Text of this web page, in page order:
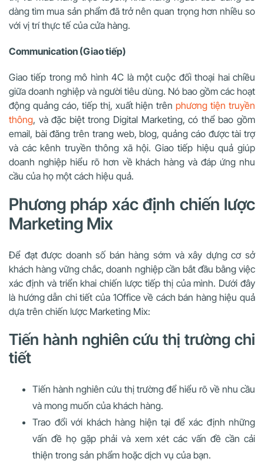
dàng tìm mua sản phẩm đã trở nên quan trọng hơn nhiều so
với vị trí thực tế của cửa hàng.
Communication (Giao tiếp)
Giao tiếp trong mô hình 4C là một cuộc đối thoại hai chiều
giữa doanh nghiệp và người tiêu dùng. Nó bao gồm các hoạt
động quảng cáo, tiếp thị, xuất hiện trênphương tiện truyền
thông, và đặc biệt trong Digital Marketing, có thể bao gồm
email, bài đăng trên trang web, blog, quảng cáo được tài trợ
và các kênh truyền thông xã hội. Giao tiếp hiệu quả giúp
doanh nghiệp hiểu rõ hơn về khách hàng và đáp ứng nhu
cầu của họ một cách hiệu quả.
Phương pháp xác định chiến lược
Marketing Mix
Để đạt được doanh số bán hàng sớm và xây dựng cơ sở
khách hàng vững chắc, doanh nghiệp cần bắt đầu bằng việc
xác định và triển khai chiến lược tiếp thị của mình. Dưới đây
là hướng dẫn chi tiết của 1Office về cách bán hàng hiệu quả
dựa trên chiến lược Marketing Mix:
Tiến hành nghiên cứu thị trường chi
tiết
Tiến hành nghiên cứu thị trường để hiểu rõ về nhu cầu
và mong muốn của khách hàng.
Trao đổi với khách hàng hiện tại để xác định những
vấn đề họ gặp phải và xem xét các vấn đề cần cải
thiện trong sản phẩm hoặc dịch vụ của bạn.